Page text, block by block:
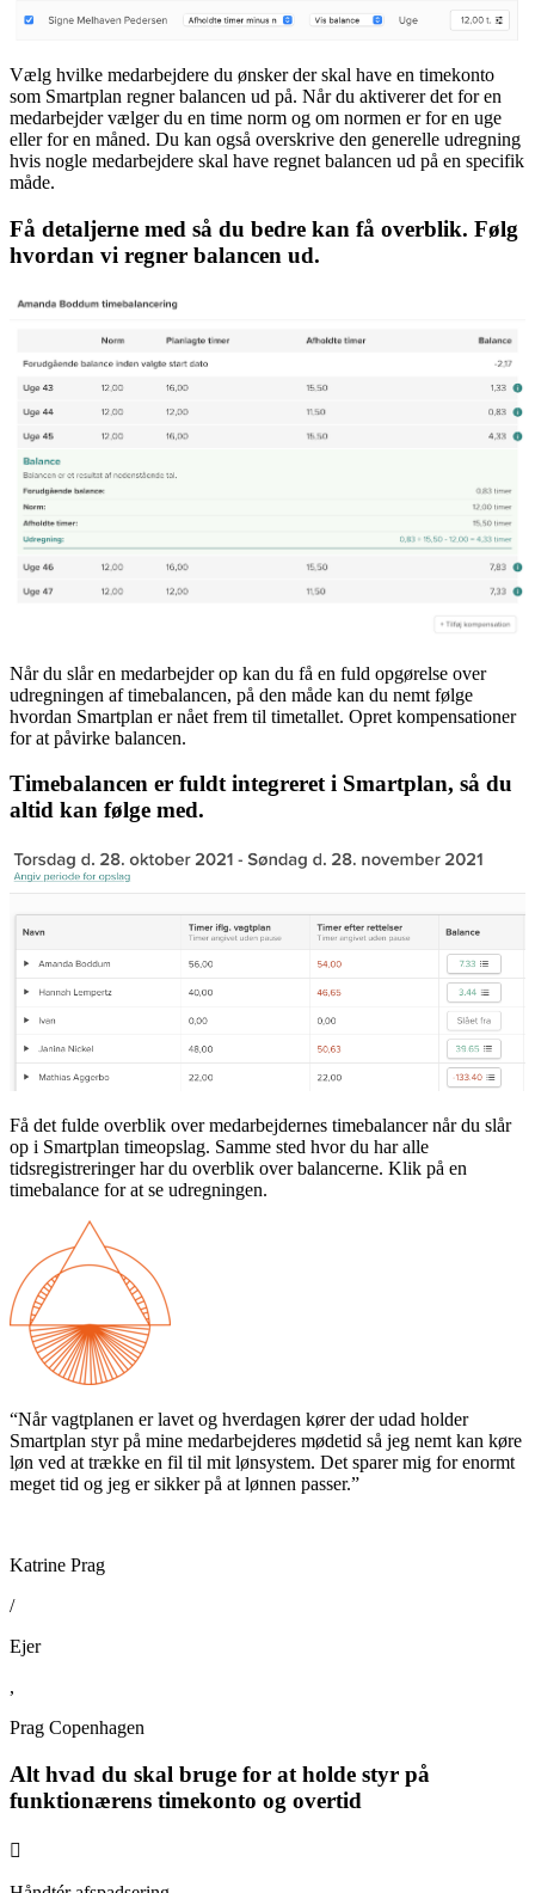
Vælg hvilke medarbejdere du ønsker der skal have en timekonto
som Smartplan regner balancen ud på. Når du aktiverer det for en
medarbejder vælger du en time norm og om normen er for en uge
eller for en måned. Du kan også overskrive den generelle udregning
hvis nogle medarbejdere skal have regnet balancen ud på en specifik
måde.
Få detaljerne med så du bedre kan få overblik. Følg
hvordan vi regner balancen ud.
Når du slår en medarbejder op kan du få en fuld opgørelse over
udregningen af timebalancen, på den måde kan du nemt følge
hvordan Smartplan er nået frem til timetallet. Opret kompensationer
for at påvirke balancen.
Timebalancen er fuldt integreret i Smartplan, så du
altid kan følge med.
Få det fulde overblik over medarbejdernes timebalancer når du slår
op i Smartplan timeopslag. Samme sted hvor du har alle
tidsregistreringer har du overblik over balancerne. Klik på en
timebalance for at se udregningen.
“Når vagtplanen er lavet og hverdagen kører der udad holder
Smartplan styr på mine medarbejderes mødetid så jeg nemt kan køre
løn ved at trække en fil til mit lønsystem. Det sparer mig for enormt
meget tid og jeg er sikker på at lønnen passer.”
Katrine Prag
/
Ejer
,
Prag Copenhagen
Alt hvad du skal bruge for at holde styr på
funktionærens timekonto og overtid
